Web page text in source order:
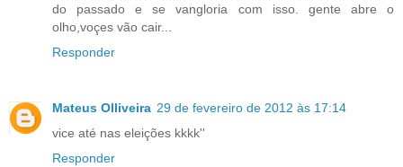
do passado e se vangloria com isso. gente abre o
olho,voçes vão cair...
Responder
Mateus Olliveira 29 de fevereiro de 2012 às 17:14
vice até nas eleições kkkk''
Responder